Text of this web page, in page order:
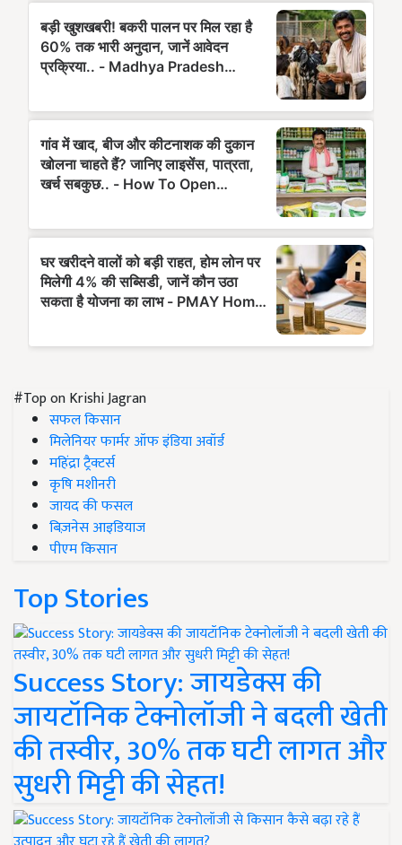
#Top on Krishi Jagran
सफल किसान
मिलेनियर फार्मर ऑफ इंडिया अवॉर्ड
महिंद्रा ट्रैक्टर्स
कृषि मशीनरी
जायद की फसल
बिज़नेस आइडियाज
पीएम किसान
Top Stories
Success Story: जायडेक्स की
जायटॉनिक टेक्नोलॉजी ने बदली खेती
की तस्वीर, 30% तक घटी लागत और
सुधरी मिट्टी की सेहत!